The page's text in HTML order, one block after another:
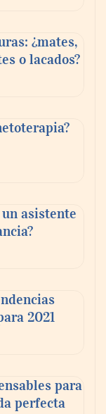
a
al
sana en
¿mates,
o lacados?
un asistente
2021
para
perfecta